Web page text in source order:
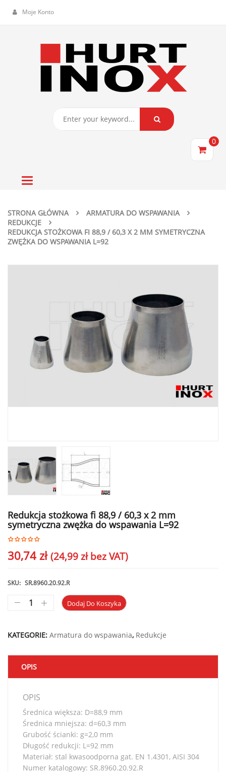
Moje Konto
0
Toggle
STRONA GŁÓWNA
ARMATURA DO WSPAWANIA
REDUKCJE
REDUKCJA STOŻKOWA FI 88,9 / 60,3 X 2 MM SYMETRYCZNA
ZWĘŻKA DO WSPAWANIA L=92
Redukcja stożkowa fi 88,9 / 60,3 x 2 mm
symetryczna zwężka do wspawania L=92
30,74 zł (24,99 złbez VAT)
SKU: SR.8960.20.92.R
Dodaj Do Koszyka
KATEGORIE: Armatura do wspawania, Redukcje
OPIS
OPIS
Średnica większa: D=88,9 mm
Średnica mniejsza: d=60,3 mm
Grubość ścianki: g=2,0 mm
Długość redukcji: L=92 mm
Materiał: stal kwasoodporna gat. EN 1.4301, AISI 304
Numer katalogowy: SR.8960.20.92.R